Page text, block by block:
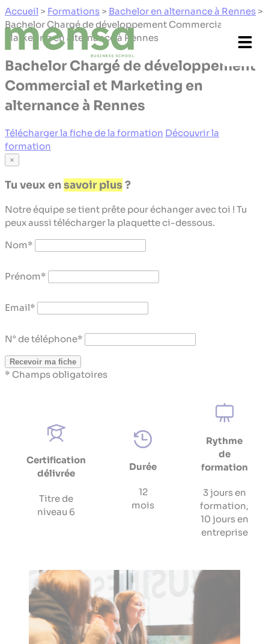
Panneau de gestion des cookies
Accueil > Formations > Bachelor en alternance à Rennes >
Bachelor Chargé de développement Commercial et
Marketing en alternance à Rennes
Bachelor Chargé de développement
Commercial et Marketing en
alternance à Rennes
Télécharger la fiche de la formation Découvrir la
formation
×
Tu veux ensavoir plus ?
Notre équipe se tient prête pour échanger avec toi ! Tu
peux aussi télécharger la plaquette ci-dessous.
Nom*
Prénom*
Email*
N° de téléphone*
Recevoir ma fiche
* Champs obligatoires
Certification
délivrée
Titre de
niveau 6
Durée
12
mois
Rythme
de
formation
3 jours en
formation,
10 jours en
entreprise